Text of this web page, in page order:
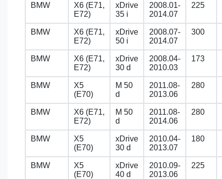
BMW
X6 (E71,
E72)
xDrive
35 i
2008.01-
2014.07
225
BMW
X6 (E71,
E72)
xDrive
50 i
2008.07-
2014.07
300
BMW
X6 (E71,
E72)
xDrive
30 d
2008.04-
2010.03
173
BMW
X5
(E70)
M 50
d
2011.08-
2013.06
280
BMW
X6 (E71,
E72)
M 50
d
2011.08-
2014.06
280
BMW
X5
(E70)
xDrive
30 d
2010.04-
2013.07
180
BMW
X5
(E70)
xDrive
40 d
2010.09-
2013.06
225